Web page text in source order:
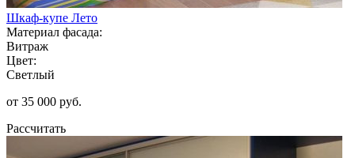
Шкаф-купе Лето
Материал фасада:
Витраж
Цвет:
Светлый
от 35 000 руб.
Рассчитать